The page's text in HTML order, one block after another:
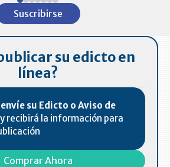
Suscribirse
su edicto en
línea?
envíe su Edicto o Aviso de
y recibirá la información para
Comprar Ahora